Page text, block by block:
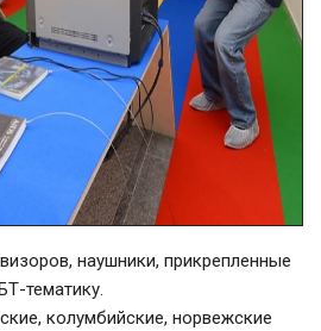
наушники, прикрепленные
тематику.
колумбийские, норвежские